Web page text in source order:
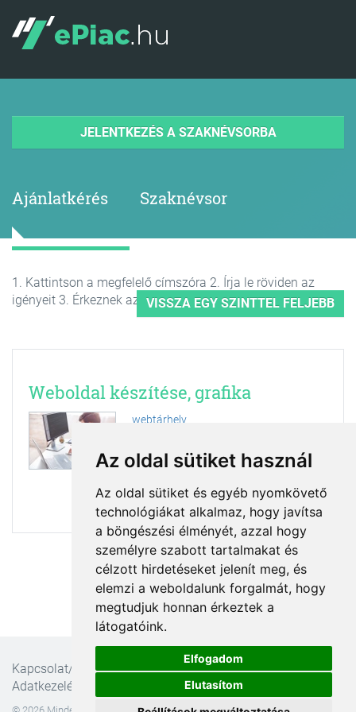
Az oldal sütiket használ
Az oldal sütiket és egyéb nyomkövető
technológiákat alkalmaz, hogy javítsa
a böngészési élményét, azzal hogy
személyre szabott tartalmakat és
célzott hirdetéseket jelenít meg, és
elemzi a weboldalunk forgalmát, hogy
megtudjuk honnan érkeztek a
látogatóink.
Elfogadom
Elutasítom
Ajánlatkérés Szaknévsor
JELENTKEZÉS A SZAKNÉVSORBA
VISSZA EGY SZINTTEL FELJEBB
1. Kattintson a megfelelő címszóra 2. Írja le röviden az
igényeit 3. Érkeznek az árajánlatok
Weboldal készítése, grafika
webtárhely
grafikus, grafikai stúdió,
weboldal készítés
Kapcsolat/Impresszum ÁSZF
Ajánlatkérési feltételek
Adatkezelési nyilatkozat